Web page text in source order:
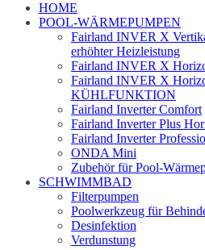
HOME
POOL-WÄRMEPUMPEN
Fairland INVER X
erhöhter Heizleistung
Fairland INVER X
Fairland INVER X
KÜHLFUNKTION
Fairland Inverter Comfort
Fairland Inverter Plus
Fairland Inverter
ONDA Mini
Zubehör für Pool-
SCHWIMMBAD
Filterpumpen
Poolwerkzeug für
Desinfektion
Verdunstung